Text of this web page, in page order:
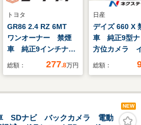
トヨタ
GR86 2.4 RZ 6MT
ワンオーナー 禁煙
車 純正9インチナ
ビ 社外ハンドル 社
接続 ハーフレザーシ
ロール 純正18イン
総額： 277.8万円
日産
デイズ 660 X
車 純正9型
方位カメラ
ジェントエマ
ートキー
ナーセンサ
エアコン
総額：
NEW
SDナビ バックカメラ 電動